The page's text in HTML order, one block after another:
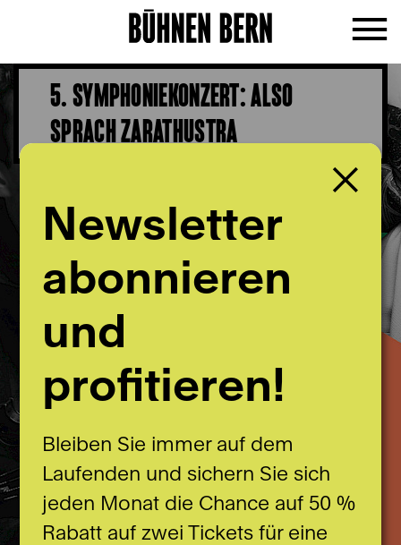
5. SYMPHONIEKONZERT: ALSO
SPRACH ZARATHUSTRA
Newsletter
abonnieren
und
profitieren!
Bleiben Sie immer auf dem
Laufenden und sichern Sie sich
jeden Monat die Chance auf 50 %
Rabatt auf zwei Tickets für eine